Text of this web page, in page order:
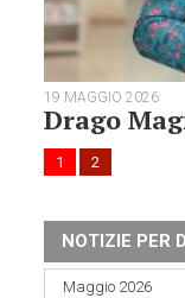
19 MAGGIO 2026
Drago
1 2
NOTIZIE PER
Maggio 2026